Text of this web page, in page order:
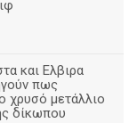
και Ελβιρα
πως
χρυσό μετάλλιο
δίκωπου